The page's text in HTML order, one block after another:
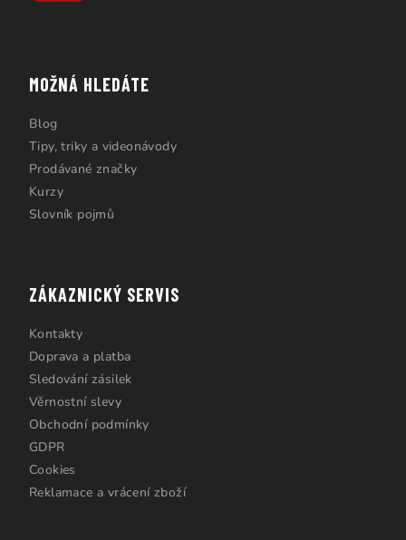
MOŽNÁ HLEDÁTE
Blog
Tipy, triky a videonávody
Prodávané značky
Kurzy
Slovník pojmů
ZÁKAZNICKÝ SERVIS
Kontakty
Doprava a platba
Sledování zásilek
Věrnostní slevy
Obchodní podmínky
GDPR
Cookies
Reklamace a vrácení zboží